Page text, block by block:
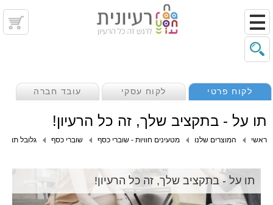
לקוח פרטי לקוח עסקי עובד חברה
תו על - בתקציב שלך, זה כל הרעיון!
ראשי המוצרים שלנו מטעינים חוויות - שוברי כסף שוברי כסף גלובל תו
תו על - בתקציב שלך, זה כל הרעיון!